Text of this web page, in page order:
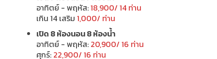
อาทิตย์ - พฤหัส:18,900/ 14 ท่าน
เกิน 14 เสริม 1,000/ ท่าน
เปิด 8 ห้องนอน 8 ห้องน้ำ
อาทิตย์ - พฤหัส: 20,900/ 16 ท่าน
ศุกร์: 22,900/ 16 ท่าน